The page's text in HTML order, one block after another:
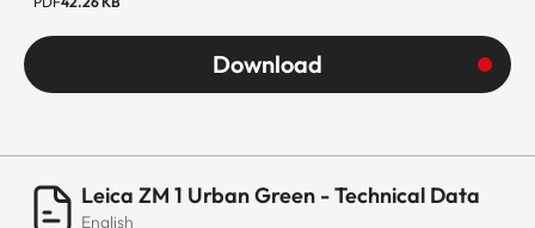
Download
Leica ZM 1 Urban Green - Technical Data
English